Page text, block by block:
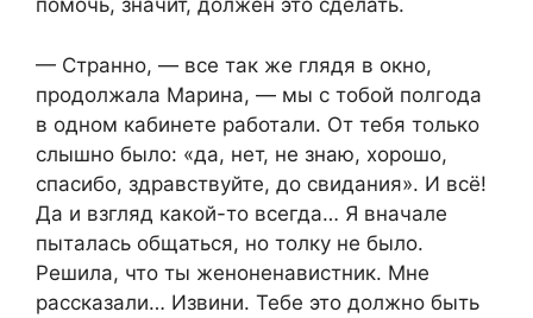
помочь, значит, должен это сделать.
— Странно, — все так же глядя в окно,
продолжала Марина, — мы с тобой полгода
в одном кабинете работали. От тебя только
слышно было: «да, нет, не знаю, хорошо,
спасибо, здравствуйте, до свидания». И всё!
Да и взгляд какой-то всегда… Я вначале
пыталась общаться, но толку не было.
Решила, что ты женоненавистник. Мне
рассказали… Извини. Тебе это должно быть